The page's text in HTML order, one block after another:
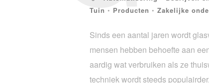
Tuin • Producten • Zakelijke
Sinds een aantal jaren wordt
mensen hebben behoefte aan
aardig wat verbruiken als ze
techniek wordt steeds